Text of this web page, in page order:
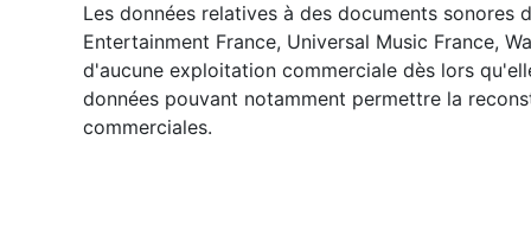
Les données relatives à des documents sonores
Entertainment France, Universal Music France,
d'aucune exploitation commerciale dès lors
données pouvant notamment permettre la
commerciales.